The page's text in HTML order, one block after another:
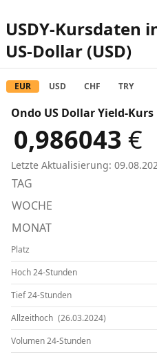
USDY-Kursdaten
US-Dollar (USD)
EUR USD CHF TRY
Ondo US Dollar Yield-Kurs
0,986043 €
Letzte Aktualisierung:
TAG
WOCHE
MONAT
Platz
Hoch 24-Stunden
Tief 24-Stunden
Allzeithoch (26.03.2024)
Volumen 24-Stunden